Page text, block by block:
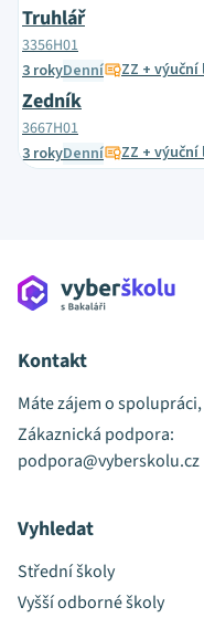
Truhlář
3356H01
3 rokyDenní ZZ +
Zedník
3667H01
3 rokyDenní ZZ +
Kontakt
Máte zájem o
Zákaznická podpora:
podpora@vyberskolu.cz
Vyhledat
Střední školy
Vyšší odborné školy